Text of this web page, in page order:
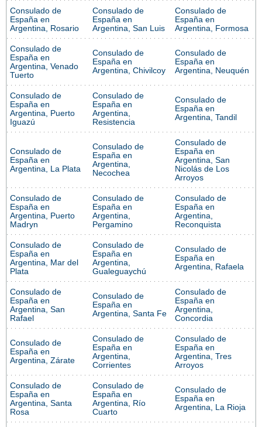
Consulado de
España en
Argentina, Rosario
Consulado de
España en
Argentina, San Luis
Consulado de
España en
Argentina, Formosa
Consulado de
España en
Argentina, Venado
Tuerto
Consulado de
España en
Argentina, Chivilcoy
Consulado de
España en
Argentina, Neuquén
Consulado de
España en
Argentina, Puerto
Iguazú
Consulado de
España en
Argentina,
Resistencia
Consulado de
España en
Argentina, Tandil
Consulado de
España en
Argentina, La Plata
Consulado de
España en
Argentina,
Necochea
Consulado de
España en
Argentina, San
Nicolás de Los
Arroyos
Consulado de
España en
Argentina, Puerto
Madryn
Consulado de
España en
Argentina,
Pergamino
Consulado de
España en
Argentina,
Reconquista
Consulado de
España en
Argentina, Mar del
Plata
Consulado de
España en
Argentina,
Gualeguaychú
Consulado de
España en
Argentina, Rafaela
Consulado de
España en
Argentina, San
Rafael
Consulado de
España en
Argentina, Santa Fe
Consulado de
España en
Argentina,
Concordia
Consulado de
España en
Argentina, Zárate
Consulado de
España en
Argentina,
Corrientes
Consulado de
España en
Argentina, Tres
Arroyos
Consulado de
España en
Argentina, Santa
Rosa
Consulado de
España en
Argentina, Río
Cuarto
Consulado de
España en
Argentina, La Rioja